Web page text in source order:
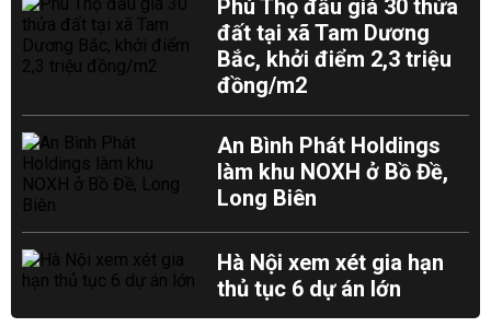
Phú Thọ đấu giá 30 thửa
đất tại xã Tam Dương
Bắc, khởi điểm 2,3 triệu
đồng/m2
An Bình Phát Holdings
làm khu NOXH ở Bồ Đề,
Long Biên
Hà Nội xem xét gia hạn
thủ tục 6 dự án lớn